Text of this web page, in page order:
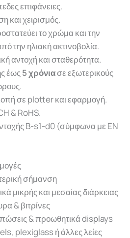
επιφάνειες.
και χειρισμός.
το χρώμα και την
την ηλιακή ακτινοβολία.
αντοχή και σταθερότητα.
έως 5 χρόνιασε εξωτερικούς
σε plotter και εφαρμογή.
& RoHS.
B-s1-d0 (σύμφωνα με EN
σήμανση
μικρής και μεσαίας διάρκειας
& βιτρίνες
& προωθητικά displays
plexiglass ή άλλες λείες